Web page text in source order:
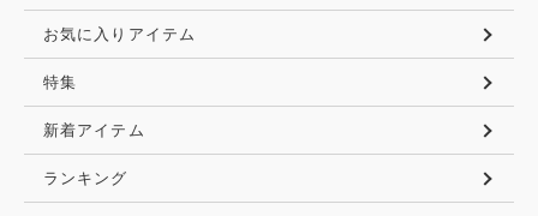
お気に入りアイテム
特集
新着アイテム
ランキング